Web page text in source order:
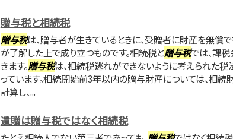
贈与税と相続税
贈与税は、贈与者が生きているときに、受贈者に財産を無償
が了解した上で成り立つものです。相続税と贈与税では、課
きます。贈与税は、相続税逃れができないように考えられた税
っています。相続開始前3年以内の贈与財産については、相
計算し、...
遺贈は贈与税ではなく相続税